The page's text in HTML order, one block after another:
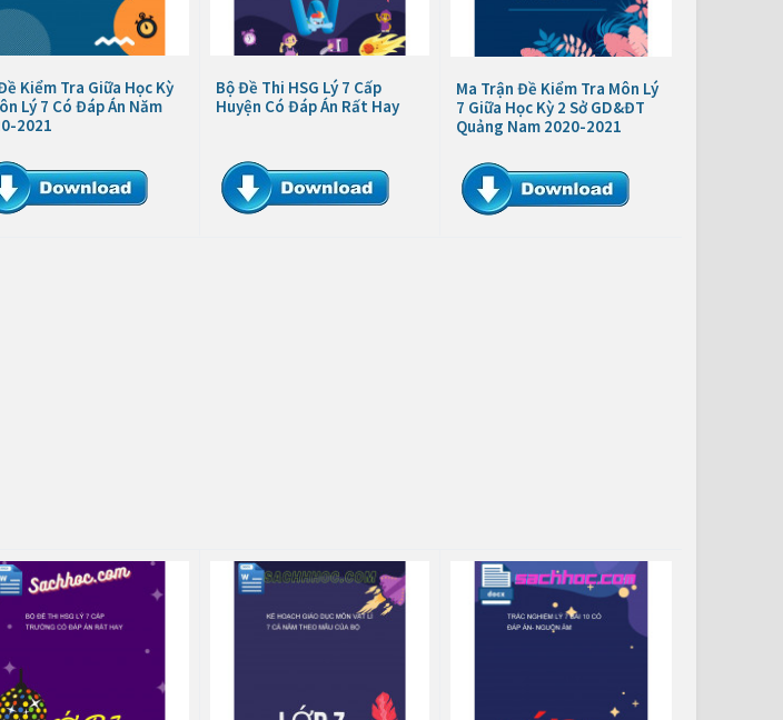
Kiểm Tra Giữa Học Kỳ
Lý 7 Có Đáp Án Năm
2021
Bộ Đề Thi HSG Lý 7 Cấp
Huyện Có Đáp Án Rất Hay
Ma Trận Đề Kiểm Tra Môn Lý
7 Giữa Học Kỳ 2 Sở GD&ĐT
Quảng Nam 2020-2021